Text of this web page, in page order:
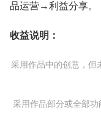
品运营→利益分享。
收益说明：
采用作品中的创意，但
采用作品部分或全部